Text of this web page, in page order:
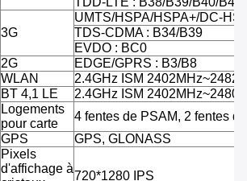
3G
UMTS/HSPA/HSPA+/DC-
TDS-CDMA : B34/B39
EVDO : BC0
2G
EDGE/GPRS : B3/B8
WLAN
2.4GHz ISM
BT 4,1 LE
2.4GHz ISM
Logements
pour carte
4 fentes de PSAM, 2 fentes
GPS GPS, GLONASS
Pixels
d'affichage à
720*1280 IPS